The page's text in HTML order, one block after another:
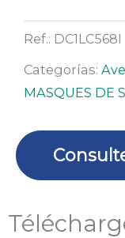
LC568I
Ref.: DC1LC568I
Categorías:
MASQUES DE